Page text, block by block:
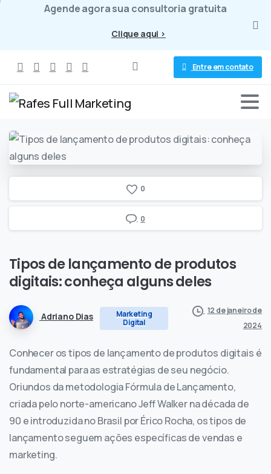
Agende agora sua consultoria gratuita
Clique aqui >
Entre em contato
0
0
Tiposdelançamentode produtos
digitais:conheça algunsdeles
Adriano Dias
Marketing
Digital
12 de janeiro de
2024
Conhecer os tipos de lançamento de produtos digitais é
fundamental para as estratégias de seu negócio.
Oriundos da metodologia Fórmula de Lançamento,
criada pelo norte-americano Jeff Walker na década de
90 e introduzida no Brasil por Érico Rocha, os tipos de
lançamento seguem ações específicas de vendas e
marketing.